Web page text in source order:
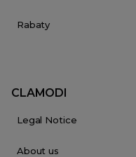
Rabaty
CLAMODI
Legal Notice
About us